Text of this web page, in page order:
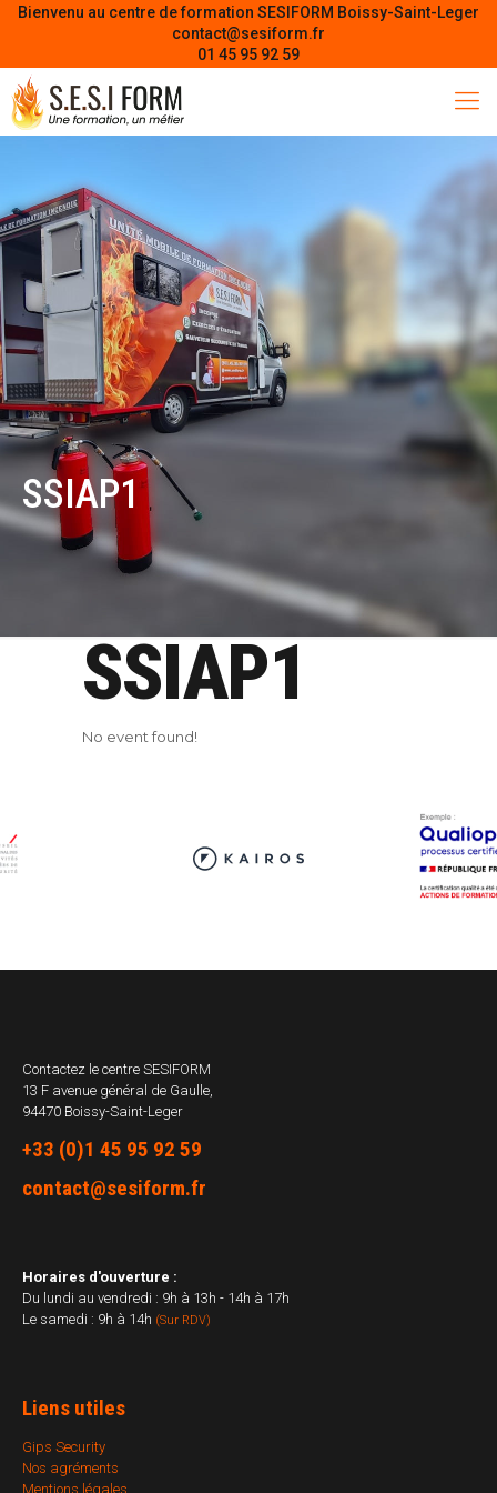
Bienvenu au centre de formation SESIFORM Boissy-Saint-Leger
contact@sesiform.fr
01 45 95 92 59
SSIAP1
SSIAP1
No event found!
Contactez le centre SESIFORM
13 F avenue général de Gaulle,
94470 Boissy-Saint-Leger
+33 (0)1 45 95 92 59
contact@sesiform.fr
Horaires d'ouverture :
Du lundi au vendredi : 9h à 13h - 14h à 17h
Le samedi : 9h à 14h (Sur RDV)
Liens utiles
Gips Security
Nos agréments
Mentions légales